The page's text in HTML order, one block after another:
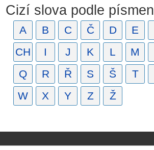
Cizí slova podle písmen
A B C Č D E
CH
I J K L M
Q
R Ř S Š T
W
X Y Z Ž